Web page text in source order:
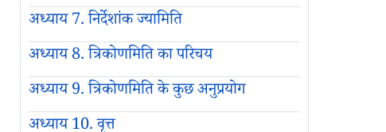
अध्याय 7. निर्देशांक ज्यामिति
अध्याय 8. त्रिकोणमिति का परिचय
अध्याय 9. त्रिकोणमिति के कुछ अनुप्रयोग
अध्याय 10. वृत्त